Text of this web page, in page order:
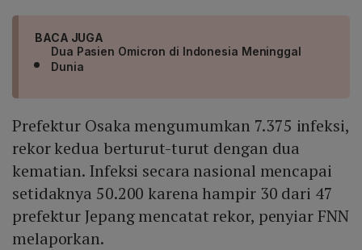
BACA JUGA
Dua Pasien Omicron di Indonesia Meninggal
Dunia
Prefektur Osaka mengumumkan 7.375 infeksi,
rekor kedua berturut-turut dengan dua
kematian. Infeksi secara nasional mencapai
setidaknya 50.200 karena hampir 30 dari 47
prefektur Jepang mencatat rekor, penyiar FNN
melaporkan.